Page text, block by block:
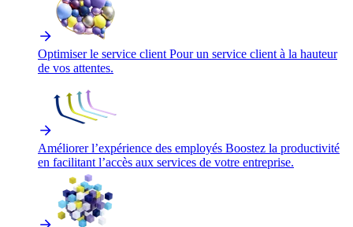
Optimiser le service client Pour un service client à la hauteur
de vos attentes.
Améliorer l’expérience des employés Boostez la productivité
en facilitant l’accès aux services de votre entreprise.